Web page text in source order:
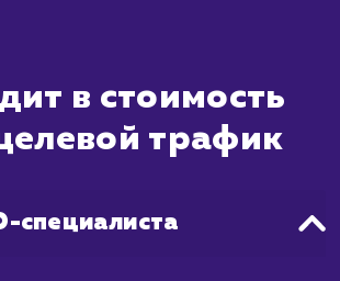
посетителей на вашем сайте -
требует
планирования. Наша
аудитории, что в итоге